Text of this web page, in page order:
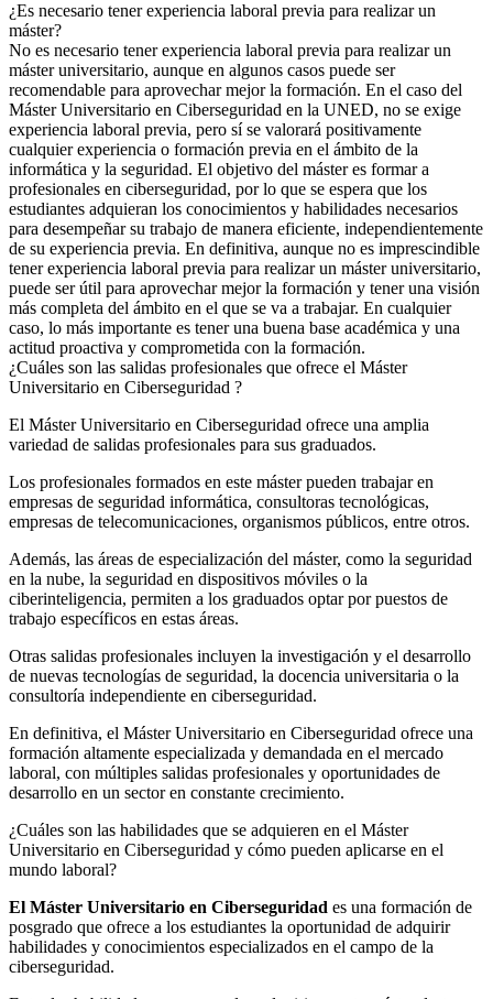
¿Es necesario tener experiencia laboral previa para realizar un
máster?
No es necesario tener experiencia laboral previa para realizar un
máster universitario, aunque en algunos casos puede ser
recomendable para aprovechar mejor la formación. En el caso del
Máster Universitario en Ciberseguridad en la UNED, no se exige
experiencia laboral previa, pero sí se valorará positivamente
cualquier experiencia o formación previa en el ámbito de la
informática y la seguridad. El objetivo del máster es formar a
profesionales en ciberseguridad, por lo que se espera que los
estudiantes adquieran los conocimientos y habilidades necesarios
para desempeñar su trabajo de manera eficiente, independientemente
de su experiencia previa. En definitiva, aunque no es imprescindible
tener experiencia laboral previa para realizar un máster universitario,
puede ser útil para aprovechar mejor la formación y tener una visión
más completa del ámbito en el que se va a trabajar. En cualquier
caso, lo más importante es tener una buena base académica y una
actitud proactiva y comprometida con la formación.
¿Cuáles son las salidas profesionales que ofrece el Máster
Universitario en Ciberseguridad ?
El Máster Universitario en Ciberseguridad ofrece una amplia
variedad de salidas profesionales para sus graduados.
Los profesionales formados en este máster pueden trabajar en
empresas de seguridad informática, consultoras tecnológicas,
empresas de telecomunicaciones, organismos públicos, entre otros.
Además, las áreas de especialización del máster, como la seguridad
en la nube, la seguridad en dispositivos móviles o la
ciberinteligencia, permiten a los graduados optar por puestos de
trabajo específicos en estas áreas.
Otras salidas profesionales incluyen la investigación y el desarrollo
de nuevas tecnologías de seguridad, la docencia universitaria o la
consultoría independiente en ciberseguridad.
En definitiva, el Máster Universitario en Ciberseguridad ofrece una
formación altamente especializada y demandada en el mercado
laboral, con múltiples salidas profesionales y oportunidades de
desarrollo en un sector en constante crecimiento.
¿Cuáles son las habilidades que se adquieren en el Máster
Universitario en Ciberseguridad y cómo pueden aplicarse en el
mundo laboral?
El Máster Universitario en Ciberseguridad es una formación de
posgrado que ofrece a los estudiantes la oportunidad de adquirir
habilidades y conocimientos especializados en el campo de la
ciberseguridad.